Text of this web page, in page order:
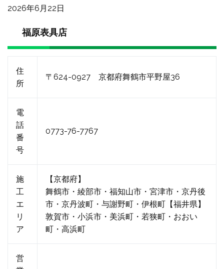
2026年6月22日
福原表具店
住
所
〒624-0927 京都府舞鶴市平野屋36
電
話
番
号
0773-76-7767
施
工
エ
リ
ア
【京都府】
舞鶴市・綾部市・福知山市・宮津市・京丹後
市・京丹波町・与謝野町・伊根町【福井県】
敦賀市・小浜市・美浜町・若狭町・おおい
町・高浜町
営